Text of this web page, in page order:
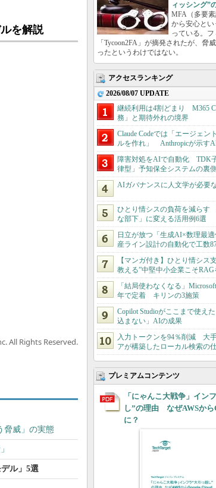
を解説
All Rights Reserved.
脅威」の実態
ル」5選
ィッシング”
MFA（多要
から安心と
っている。
「Tycoon2FA」が摘発されたが、脅
ったというわけではない。
アクセスランキング
2026/08/07 UPDATE
継続利用は4割どまり M365
務」と期待外れの境界
Claude Codeでは「エージェン
ルを作れ」 Anthropicが示す
障害対処をAIで自動化 TDK
律型」予知保全システムの裏側
AIガバナンスに人文学が必要
ひとり情シスの負荷を減ら
な部下」に変える活用例6選
日立が放つ「生成AI×数理最
産ライン設計の自動化で工数
【マンガ付き】ひとり情シス
教える”中堅中小企業こそ
「結局使わなくなる」
年で定着 キリンの3施策
Copilot Studioがここまで使え
込まない」AIの成果
入力トークンを94％削減 大
アが構築したローカル検索の
プレミアムコンテンツ
「にゃんこ大戦争」イン
し”の理由 なぜAWSから
に？